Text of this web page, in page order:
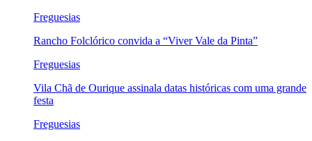
Freguesias
Rancho Folclórico convida a “Viver Vale da Pinta”
Freguesias
Vila Chã de Ourique assinala datas históricas com uma grande
festa
Freguesias